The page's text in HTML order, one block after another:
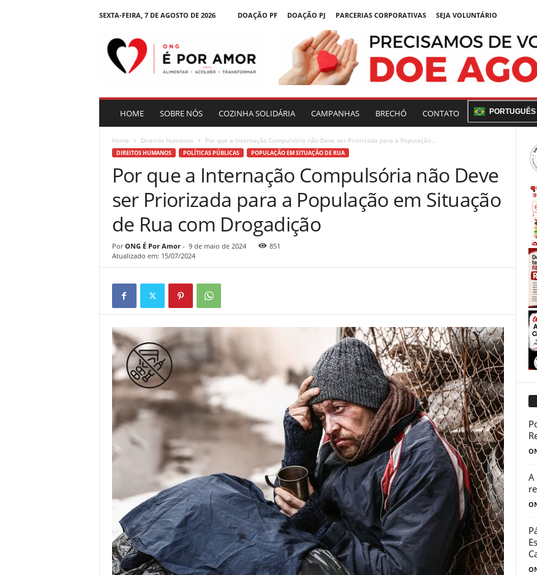
SEXTA-FEIRA, 7 DE AGOSTO DE 2026 DOAÇÃO PF DOAÇÃO PJ PARCERIAS CORPORATIVAS
SEJA VOLUNTÁRIO
HOME SOBRE NÓS COZINHA SOLIDÁRIA CAMPANHAS BRECHÓ CONTATO PORTUGUÊS
Home Direitos Humanos Por que a Internação Compulsória não Deve ser Priorizada para a População...
DIREITOS HUMANOS POLÍTICAS PÚBLICAS POPULAÇÃO EM SITUAÇÃO DE RUA
Por que a Internação Compulsória não Deve
ser Priorizada para a População em Situação
de Rua com Drogadição
Por ONG É Por Amor- 9 de maio de 2024
851
Atualizado em: 15/07/2024
A